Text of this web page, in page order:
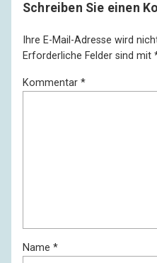
Schreiben Sie einen
Ihre E-Mail-Adresse wird
Erforderliche Felder sind mit
Kommentar *
Name *